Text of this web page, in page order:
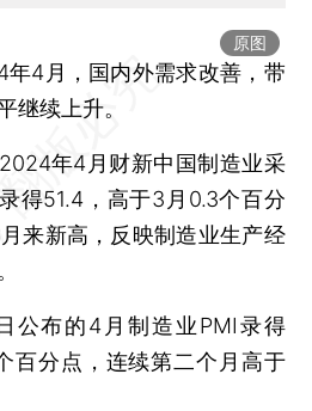
原图
年4月，国内外需求改善，带
继续上升。
年4月财新中国制造业采
得51.4，高于3月0.3个百分
来新高，反映制造业生产经
布的4月制造业PMI录得
百分点，连续第二个月高于